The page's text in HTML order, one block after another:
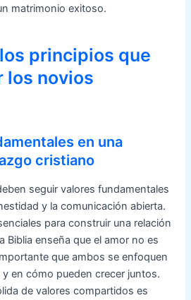
matrimonio exitoso.
principios que
los novios
en una
cristiano
seguir valores fundamentales
y la comunicación abierta.
para construir una relación
Biblia enseña que el amor no es
que ambos se enfoquen
en cómo pueden crecer juntos.
de valores compartidos es